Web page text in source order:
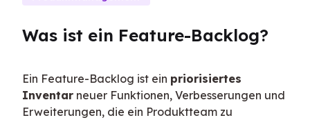
Was ist ein Feature-Backlog?
Ein Feature-Backlog ist ein priorisiertes
Inventar neuer Funktionen, Verbesserungen und
Erweiterungen, die ein Produktteam zu